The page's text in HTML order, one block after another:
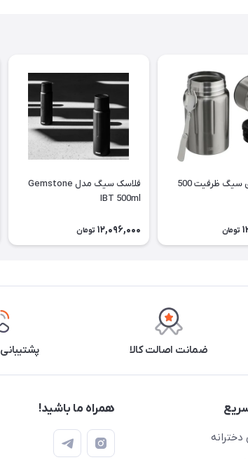
فلاسک غذای سیگ ظرفیت 500
تومان
فلاسک سیگ مدل Gemstone
IBT 500ml
12,096,000 تومان
ضمانت اصالت کالا پشتیبانی ۲۴ ساعته
دخترانه
همراه ما باشید!